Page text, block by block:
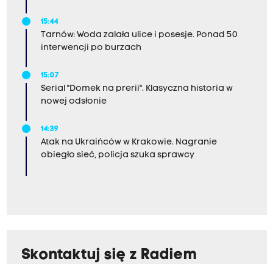
15:44
Tarnów: Woda zalała ulice i posesje. Ponad 50
interwencji po burzach
15:07
Serial "Domek na prerii". Klasyczna historia w
nowej odsłonie
14:39
Atak na Ukraińców w Krakowie. Nagranie
obiegło sieć, policja szuka sprawcy
Skontaktuj się z Radiem